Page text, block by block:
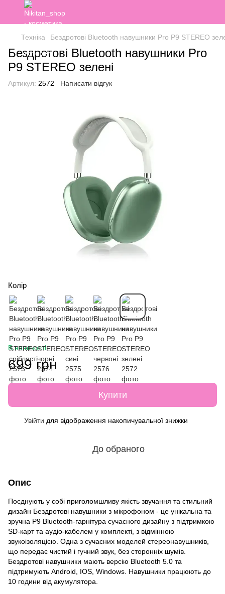
Техніка Бездротові Bluetooth навушники Pro P9 STEREO
Бездротові Bluetooth навушники Pro
P9 STEREO зелені
Артикул: 2572 Написати відгук
Колір
В наявності
699 грн
Купити
Увійти для відображення накопичувальної знижки
До обраного
Опис
Поєднують у собі приголомшливу якість звучання та стильний
дизайн Бездротові навушники з мікрофоном - це унікальна та
зручна Р9 Bluetooth-гарнітура сучасного дизайну з підтримкою
SD-карт та аудіо-кабелем у комплекті, з відмінною
звукоізоляцією. Одна з сучасних моделей стереонавушників,
що передає чистий і гучний звук, без сторонніх шумів.
Бездротові навушники мають версію Bluetooth 5.0 та
підтримують Android, IOS, Windows. Навушники працюють до
10 години від акумулятора.